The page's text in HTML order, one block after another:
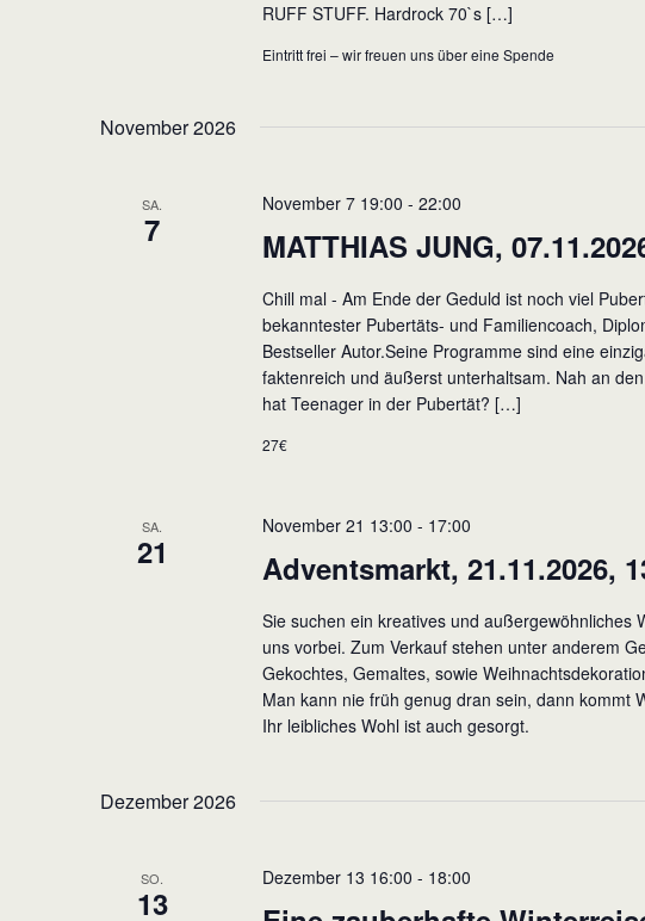
RUFF STUFF. Hardrock 70`s […]
Eintritt frei – wir freuen uns über eine Spende
November 2026
SA.
7 MATTHIAS JUNG,
November 7 19:00 - 22:00
Chill mal - Am Ende der Geduld ist noch viel
bekanntester Pubertäts- und Familiencoach,
Bestseller Autor.Seine Programme sind eine
faktenreich und äußerst unterhaltsam. Nah an
hat Teenager in der Pubertät? […]
27€
SA.
21 Adventsmarkt, 21.11.2026,
November 21 13:00 - 17:00
Sie suchen ein kreatives und außergewöhnliches
uns vorbei. Zum Verkauf stehen unter anderem
Gekochtes, Gemaltes, sowie
Man kann nie früh genug dran sein, dann kommt
Ihr leibliches Wohl ist auch gesorgt.
Dezember 2026
SO.
13
Dezember 13 16:00 - 18:00